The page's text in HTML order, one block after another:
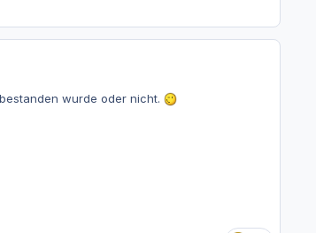
wurde oder nicht.